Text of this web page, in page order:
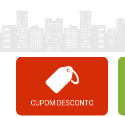
CUPOM DESCONTO